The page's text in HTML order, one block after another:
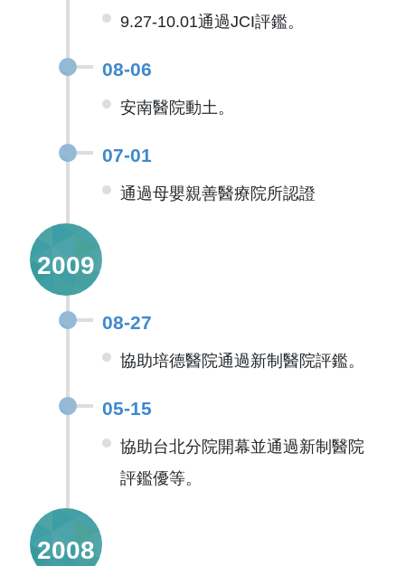
9.27-10.01通過JCI評鑑。
08-06
安南醫院動土。
07-01
通過母嬰親善醫療院所認證
2009
08-27
協助培德醫院通過新制醫院評鑑。
05-15
協助台北分院開幕並通過新制醫院
評鑑優等。
2008